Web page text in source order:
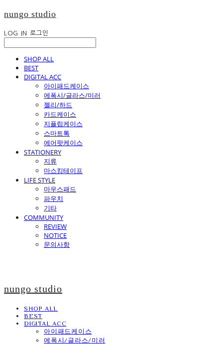
nungo studio
LOG IN 로그인
SHOP ALL
BEST
DIGITAL ACC
아이패드케이스
에폭시/글라스/미러
젤리/하드
카드케이스
지플립케이스
스마트톡
에어팟케이스
STATIONERY
지류
마스킹테이프
LIFE STYLE
마우스패드
파우치
기타
COMMUNITY
REVIEW
NOTICE
문의사항
nungo studio
SHOP ALL
BEST
DIGITAL ACC
아이패드케이스
에폭시/글라스/미러